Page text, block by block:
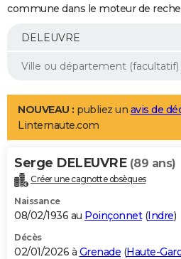
Essais
Réserver un essai
Citadines
Berlines
SUV
Forum auto
+
Mobiles
Meilleur smartphone
Internet
Ordinateurs
Jeux vidéo
Guide high-tech
Aménagement intérieur
LIFESTYLE
Art de vivre
Bien-être
Loisirs
Mode
Modes de vie
Alimentation
Guide de la santé
Maladies
Médicaments
Sommeil
VOYAGE
Destinations
City break
Voyage nature
Voyage de noces
Forum
Climat
+PHOTO
GUIDES D'ACHAT
BONS PLANS
commune dans le moteur de
NOUVEAU : publiez un avis de
Linternaute.com
Serge DELEUVRE (89 ans)
Créer une cagnotte obsèques
Naissance
08/02/1936 au Poinçonnet(Indre)
Décès
02/01/2026 à Grenade (Haute-